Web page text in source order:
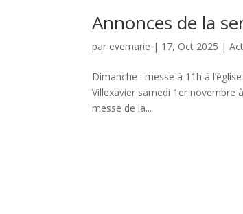
Annonces de la
par evemarie | 17, Oct 2025 |
Dimanche : messe à 11h à
Villexavier samedi 1er novembre
messe de la...